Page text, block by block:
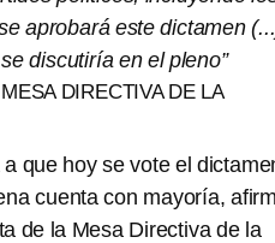
aprobará este dictamen
discutiría en el pleno”
DIRECTIVA DE LA
que hoy se vote el
cuenta con mayoría,
de la Mesa Directiva de la